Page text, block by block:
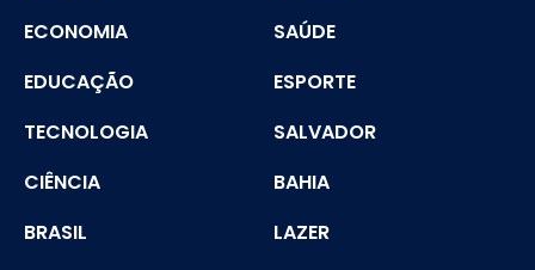
ECONOMIA
SAÚDE
EDUCAÇÃO
ESPORTE
TECNOLOGIA
SALVADOR
CIÊNCIA
BAHIA
BRASIL
LAZER